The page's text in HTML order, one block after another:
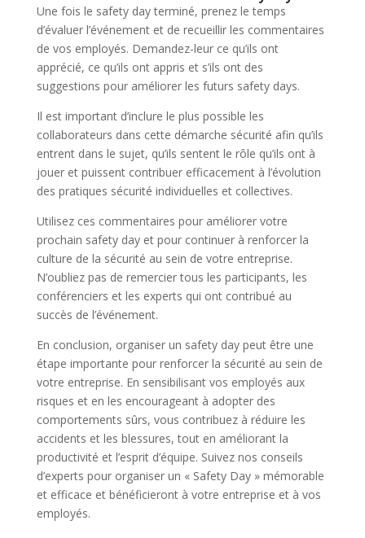
Une fois le safety day terminé, prenez le temps
d’évaluer l’événement et de recueillir les commentaires
de vos employés. Demandez-leur ce qu’ils ont
apprécié, ce qu’ils ont appris et s’ils ont des
suggestions pour améliorer les futurs safety days.
Il est important d’inclure le plus possible les
collaborateurs dans cette démarche sécurité afin qu’ils
entrent dans le sujet, qu’ils sentent le rôle qu’ils ont à
jouer et puissent contribuer efficacement à l’évolution
des pratiques sécurité individuelles et collectives.
Utilisez ces commentaires pour améliorer votre
prochain safety day et pour continuer à renforcer la
culture de la sécurité au sein de votre entreprise.
N’oubliez pas de remercier tous les participants, les
conférenciers et les experts qui ont contribué au
succès de l’événement.
En conclusion, organiser un safety day peut être une
étape importante pour renforcer la sécurité au sein de
votre entreprise. En sensibilisant vos employés aux
risques et en les encourageant à adopter des
comportements sûrs, vous contribuez à réduire les
accidents et les blessures, tout en améliorant la
productivité et l’esprit d’équipe. Suivez nos conseils
d’experts pour organiser un « Safety Day » mémorable
et efficace et bénéficieront à votre entreprise et à vos
employés.